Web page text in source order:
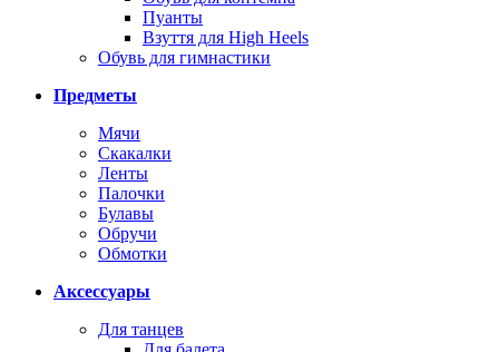
Пуанты
Взуття для High Heels
Обувь для гимнастики
Предметы
Мячи
Скакалки
Ленты
Палочки
Булавы
Обручи
Обмотки
Аксессуары
Для танцев